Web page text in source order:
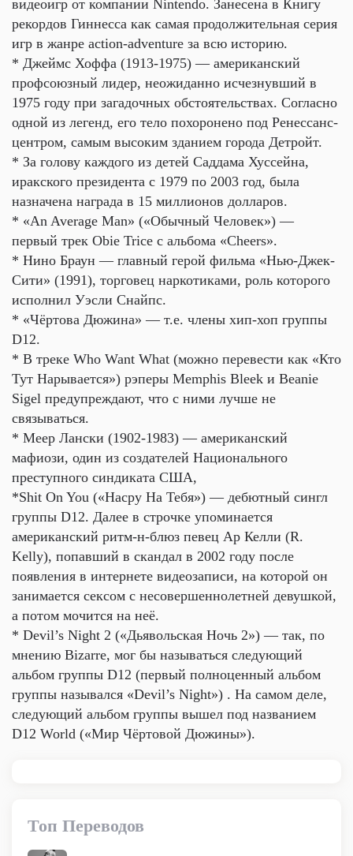
видеоигр от компании Nintendo. Занесена в Книгу
рекордов Гиннесса как самая продолжительная серия
игр в жанре action-adventure за всю историю.
* Джеймс Хоффа (1913-1975) — американский
профсоюзный лидер, неожиданно исчезнувший в
1975 году при загадочных обстоятельствах. Согласно
одной из легенд, его тело похоронено под Ренессанс-
центром, самым высоким зданием города Детройт.
* За голову каждого из детей Саддама Хуссейна,
иракского президента с 1979 по 2003 год, была
назначена награда в 15 миллионов долларов.
* «An Average Man» («Обычный Человек») —
первый трек Obie Trice с альбома «Cheers».
* Нино Браун — главный герой фильма «Нью-Джек-
Сити» (1991), торговец наркотиками, роль которого
исполнил Уэсли Снайпс.
* «Чёртова Дюжина» — т.е. члены хип-хоп группы
D12.
* В треке Who Want What (можно перевести как «Кто
Тут Нарывается») рэперы Memphis Bleek и Beanie
Sigel предупреждают, что с ними лучше не
связываться.
* Меер Лански (1902-1983) — американский
мафиози, один из создателей Национального
преступного синдиката США,
*Shit On You («Насру На Тебя») — дебютный сингл
группы D12. Далее в строчке упоминается
американский ритм-н-блюз певец Ар Келли (R.
Kelly), попавший в скандал в 2002 году после
появления в интернете видеозаписи, на которой он
занимается сексом с несовершеннолетней девушкой,
а потом мочится на неё.
* Devil’s Night 2 («Дьявольская Ночь 2») — так, по
мнению Bizarre, мог бы называться следующий
альбом группы D12 (первый полноценный альбом
группы назывался «Devil’s Night») . На самом деле,
следующий альбом группы вышел под названием
D12 World («Мир Чёртовой Дюжины»).
Топ Переводов